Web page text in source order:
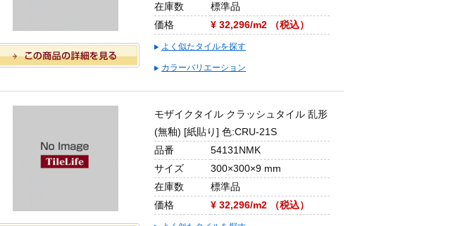
在庫数
標準品
価格
¥ 32,296/m2 （税込）
よく似たタイルを探す
カラーバリエーション
モザイクタイル クラッシュタイル 乱形
(無釉) [紙貼り] 色:CRU-21S
品番
54131NMK
サイズ
300×300×9 mm
在庫数
標準品
価格
¥ 32,296/m2 （税込）